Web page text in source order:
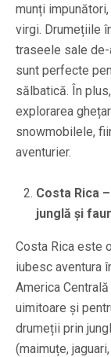
munți
virgi. Drumețiile
traseele sale de-
sunt perfecte
sălbatică. În
explorarea
snowmobilele,
aventurier.
Costa Rica
junglă și
Costa Rica este
iubesc aventura
America
uimitoare și
drumeții prin
(maimuțe,